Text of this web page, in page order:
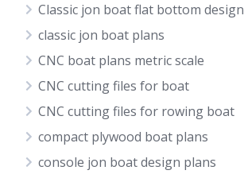
Classic jon boat flat bottom design
classic jon boat plans
CNC boat plans metric scale
CNC cutting files for boat
CNC cutting files for rowing boat
compact plywood boat plans
console jon boat design plans